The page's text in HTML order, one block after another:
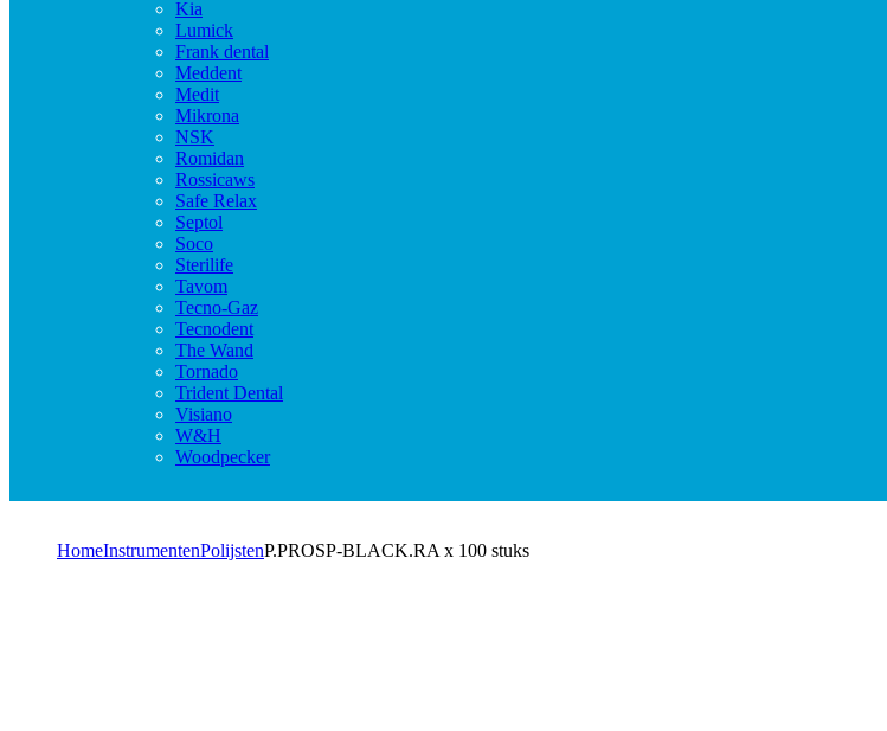
Kia
Lumick
Frank dental
Meddent
Medit
Mikrona
NSK
Romidan
Rossicaws
Safe Relax
Septol
Soco
Sterilife
Tavom
Tecno-Gaz
Tecnodent
The Wand
Tornado
Trident Dental
Visiano
W&H
Woodpecker
HomeInstrumentenPolijstenP.PROSP-BLACK.RA x 100 stuks